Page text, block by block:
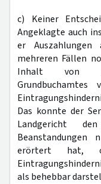
c) Keiner
Angeklagte auch
er Auszahlungen
mehreren Fällen
Inhalt von
Das konnte der
Landgericht
erörtert hat,
als behebbar